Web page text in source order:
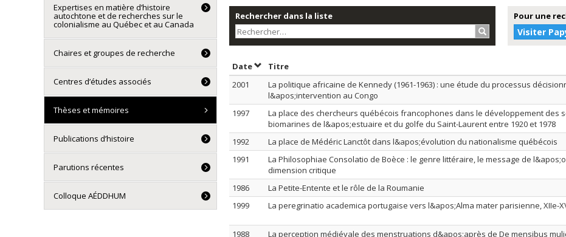
Rechercher dans la liste
Rechercher…
Pour une
Visiter
DateTrier par date en ordre décroissant
Titre
2001
La politique africaine de Kennedy (1961-1963) : une étude du processus
l&apos;intervention au Congo
1997
La place des chercheurs québécois francophones dans le développement des
biomarines de l&apos;estuaire et du golfe du Saint-Laurent entre 1920 et 1978
1992 La place de Médéric Lanctôt dans l&apos;évolution du nationalisme québécois
1991
La Philosophiae Consolatio de Boèce : le genre littéraire, le message de
dimension critique
1986 La Petite-Entente et le rôle de la Roumanie
1999
La peregrinatio academica portugaise vers l&apos;Alma mater parisienne, XIIe-
1988
La perception médiévale des menstruations d&apos;après de De mensibus
Expertises en matière d’histoire
autochtone et de recherches sur le
colonialisme au Québec et au Canada
Chaires et groupes de recherche
Centres d’études associés
Thèses et mémoires
Publications d’histoire
Parutions récentes
Colloque AÉDDHUM